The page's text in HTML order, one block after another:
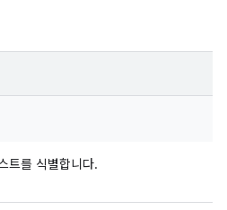
트를 식별합니다.